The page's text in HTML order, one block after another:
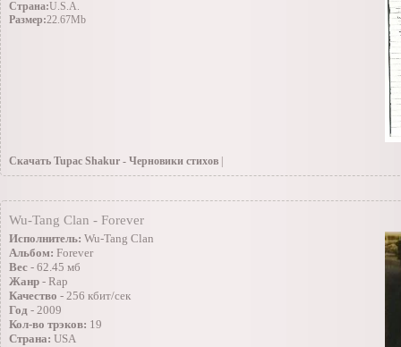
Страна:U.S.A.
Размер:22.67Mb
Скачать Tupac Shakur - Черновики стихов
» Инструменталы(Заоубежные)|Просмотров: 215 | Добавил:
07.03.2010
Wu-Tang Clan - Forever
Исполнитель: Wu-Tang Clan
Альбом: Forever
Вес - 62.45 мб
Жанр - Rap
Качество - 256 кбит/сек
Год - 2009
Кол-во трэков: 19
Страна: USA